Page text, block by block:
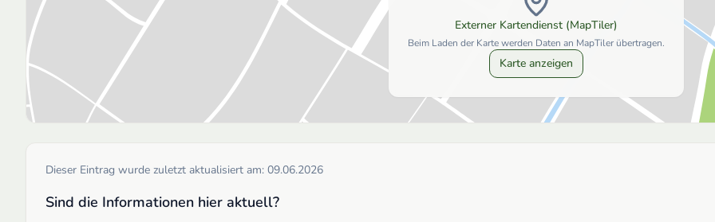
Externer Kartendienst (MapTiler)
Beim Laden der Karte werden Daten an MapTiler übertragen.
Karte anzeigen
Dieser Eintrag wurde zuletzt aktualisiert am: 09.06.2026
Sind die Informationen hier aktuell?